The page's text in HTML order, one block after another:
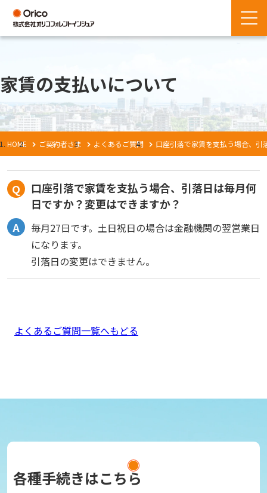
家賃の支払いについて
HOME ご契約者さま よくあるご質問 口座引落で家賃を支払う場合、
口座引落で家賃を支払う場合、引落日は毎月何
日ですか？変更はできますか？
毎月27日です。土日祝日の場合は金融機関の翌営業日
になります。
引落日の変更はできません。
よくあるご質問一覧へもどる
各種手続きはこちら